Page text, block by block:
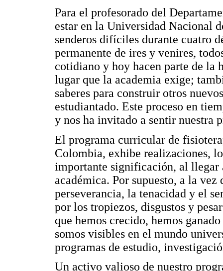
Para el profesorado del
estar en la Universidad Nacional
senderos difíciles durante cuatro
permanente de ires y venires,
cotidiano y hoy hacen parte de la
lugar que la academia exige;
saberes para construir otros
estudiantado. Este proceso en
y nos ha invitado a sentir nuestra
El programa curricular de
Colombia, exhibe realizaciones,
importante significación, al llegar
académica. Por supuesto, a la
perseverancia, la tenacidad y el
por los tropiezos, disgustos y
que hemos crecido, hemos
somos visibles en el mundo
programas de estudio,
Un activo valioso de nuestro